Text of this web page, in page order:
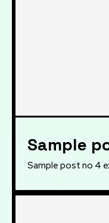
Sample
Sample post no 4